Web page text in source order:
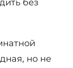
без
но не